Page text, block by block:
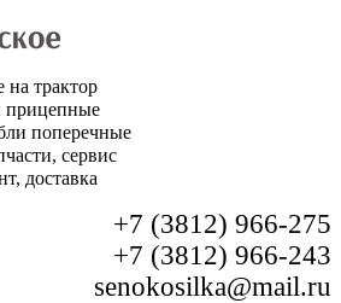
трактор
прицепные
поперечные
сервис
доставка
+7 (3812) 966-275
+7 (3812) 966-243
senokosilka@mail.ru